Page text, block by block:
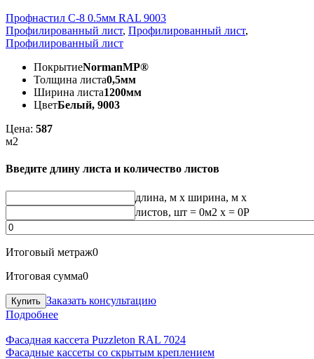
Профнастил С-8 0.5мм RAL 9003
Профилированный лист, Профилированный лист,
Профилированный лист
ПокрытиеNormanMP®
Толщина листа0,5мм
Ширина листа1200мм
ЦветБелый, 9003
Цена: 587
м2
Введите длину листа и количество листов
длина, м x ширина, м x
листов, шт = 0м2 x = 0Р
Итоговый метраж0
Итоговая сумма0
Заказать консультацию
Подробнее
Фасадная кассета Puzzleton RAL 7024
Фасадные кассеты со скрытым креплением